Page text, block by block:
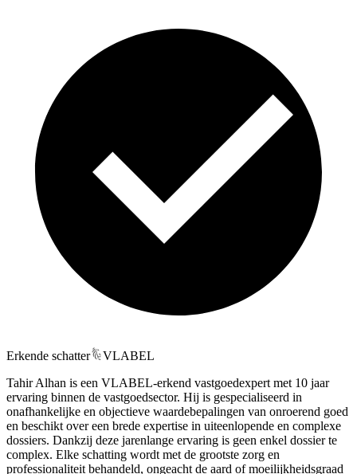
Erkende schatter
VLABEL
Tahir Alhan is een VLABEL-erkend vastgoedexpert met 10 jaar
ervaring binnen de vastgoedsector. Hij is gespecialiseerd in
onafhankelijke en objectieve waardebepalingen van onroerend goed
en beschikt over een brede expertise in uiteenlopende en complexe
dossiers. Dankzij deze jarenlange ervaring is geen enkel dossier te
complex. Elke schatting wordt met de grootste zorg en
professionaliteit behandeld, ongeacht de aard of moeilijkheidsgraad